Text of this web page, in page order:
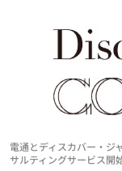
電通とディスカバー・ジ
サルティングサービス開